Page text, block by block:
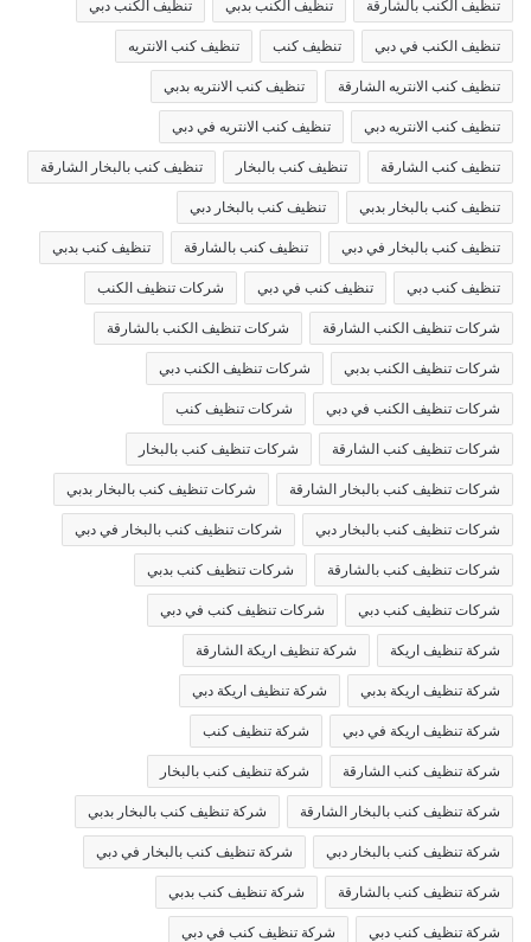
تنظيف الكنب بالشارقة تنظيف الكنب بدبي تنظيف الكنب دبي
تنظيف الكنب في دبي تنظيف كنب تنظيف كنب الانتريه
تنظيف كنب الانتريه الشارقة تنظيف كنب الانتريه بدبي
تنظيف كنب الانتريه دبي تنظيف كنب الانتريه في دبي
تنظيف كنب الشارقة تنظيف كنب بالبخار تنظيف كنب بالبخار الشارقة
تنظيف كنب بالبخار بدبي تنظيف كنب بالبخار دبي
تنظيف كنب بالبخار في دبي تنظيف كنب بالشارقة تنظيف كنب بدبي
تنظيف كنب دبي تنظيف كنب في دبي شركات تنظيف الكنب
شركات تنظيف الكنب الشارقة شركات تنظيف الكنب بالشارقة
شركات تنظيف الكنب بدبي شركات تنظيف الكنب دبي
شركات تنظيف الكنب في دبي شركات تنظيف كنب
شركات تنظيف كنب الشارقة شركات تنظيف كنب بالبخار
شركات تنظيف كنب بالبخار الشارقة شركات تنظيف كنب بالبخار بدبي
شركات تنظيف كنب بالبخار دبي شركات تنظيف كنب بالبخار في دبي
شركات تنظيف كنب بالشارقة شركات تنظيف كنب بدبي
شركات تنظيف كنب دبي شركات تنظيف كنب في دبي
شركة تنظيف اريكة شركة تنظيف اريكة الشارقة
شركة تنظيف اريكة بدبي شركة تنظيف اريكة دبي
شركة تنظيف اريكة في دبي شركة تنظيف كنب
شركة تنظيف كنب الشارقة شركة تنظيف كنب بالبخار
شركة تنظيف كنب بالبخار الشارقة شركة تنظيف كنب بالبخار بدبي
شركة تنظيف كنب بالبخار دبي شركة تنظيف كنب بالبخار في دبي
شركة تنظيف كنب بالشارقة شركة تنظيف كنب بدبي
شركة تنظيف كنب دبي شركة تنظيف كنب في دبي